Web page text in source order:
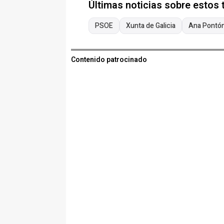
Últimas noticias sobre estos
PSOE Xunta de Galicia Ana
Contenido patrocinado